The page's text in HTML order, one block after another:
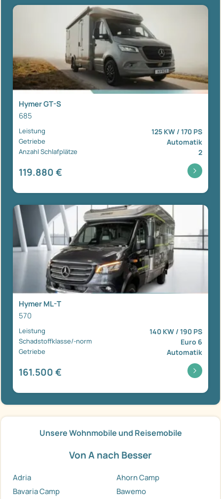
Hymer GT-S
685
Leistung 125 KW / 170 PS
Getriebe Automatik
Anzahl Schlafplätze 2
119.880 €
Hymer ML-T
570
Leistung 140 KW / 190 PS
Schadstoffklasse/-norm Euro 6
Getriebe Automatik
161.500 €
Unsere Wohnmobile und Reisemobile
Von A nach Besser
Adria
Ahorn Camp
Bavaria Camp
Bawemo